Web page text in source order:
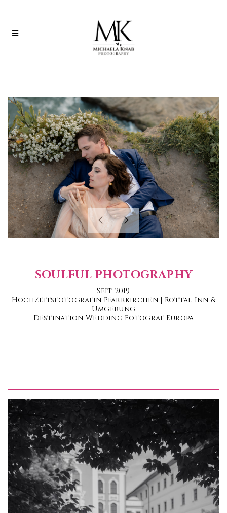
SOULFUL PHOTOGRAPHY
Seit 2019
Hochzeitsfotografin Pfarrkirchen | Rottal-Inn &
Umgebung
Destination Wedding Fotograf Europa